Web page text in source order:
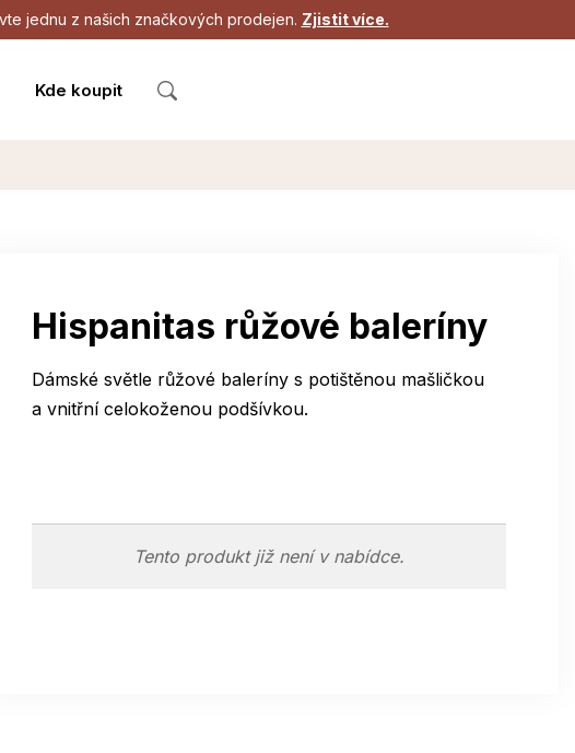
jednu z našich značkových prodejen. Zjistit více.
Kde koupit
Hispanitas růžové baleríny
Dámské světle růžové baleríny s potištěnou mašličkou
a vnitřní celokoženou podšívkou.
Tento produkt již není v nabídce.